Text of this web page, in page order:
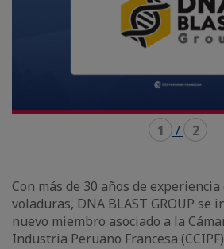
1 / 2
Con más de 30 años de
voladuras, DNA BLAST GROUP se
nuevo miembro asociado a la
Industria Peruano Francesa